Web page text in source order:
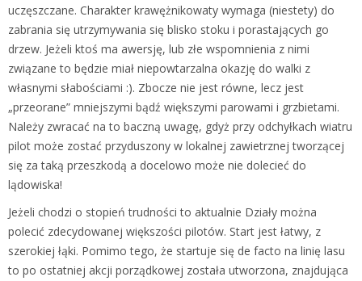
uczęszczane. Charakter krawężnikowaty wymaga (niestety) do
zabrania się utrzymywania się blisko stoku i porastających go
drzew. Jeżeli ktoś ma awersję, lub złe wspomnienia z nimi
związane to będzie miał niepowtarzalna okazję do walki z
własnymi słabościami :). Zbocze nie jest równe, lecz jest
„przeorane” mniejszymi bądź większymi parowami i grzbietami.
Należy zwracać na to baczną uwagę, gdyż przy odchyłkach wiatru
pilot może zostać przyduszony w lokalnej zawietrznej tworzącej
się za taką przeszkodą a docelowo może nie dolecieć do
lądowiska!
Jeżeli chodzi o stopień trudności to aktualnie Działy można
polecić zdecydowanej większości pilotów. Start jest łatwy, z
szerokiej łąki. Pomimo tego, że startuje się de facto na linię lasu
to po ostatniej akcji porządkowej została utworzona, znajdująca